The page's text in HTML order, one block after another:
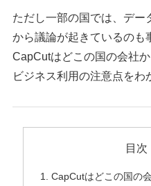
ただし一部の国では、デー
から議論が起きているのも
CapCutはどこの国の会社
ビジネス利用の注意点をわ
目次
CapCutはどこの国の